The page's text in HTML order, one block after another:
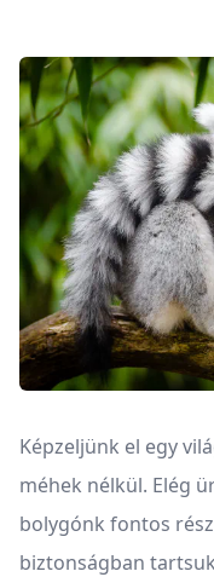
Képzeljünk el egy
méhek nélkül. Elég
bolygónk fontos
biztonságban